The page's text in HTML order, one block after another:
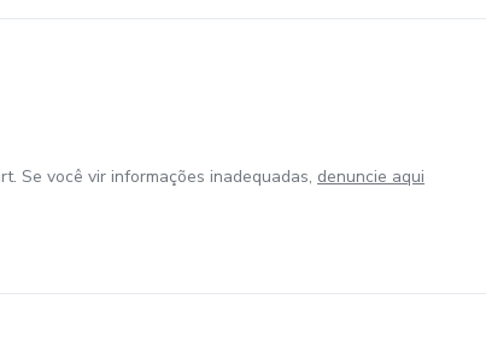
Se você vir informações inadequadas, denuncie aqui